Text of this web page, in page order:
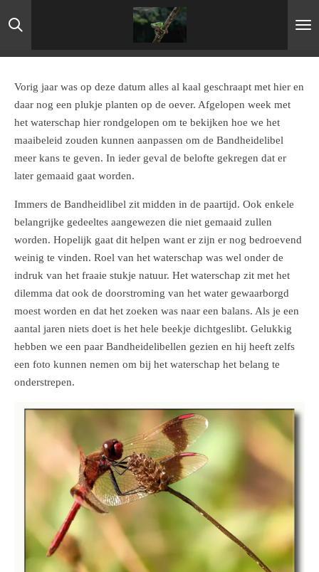
Ga
direct
hoofdinhoud
Vorig jaar was op deze datum alles al kaal geschraapt met hier en
daar nog een plukje planten op de oever. Afgelopen week met
het waterschap hier rondgelopen om te bekijken hoe we het
maaibeleid zouden kunnen aanpassen om de Bandheidelibel
meer kans te geven. In ieder geval de belofte gekregen dat er
later gemaaid gaat worden.
Immers de Bandheidlibel zit midden in de paartijd. Ook enkele
belangrijke gedeeltes aangewezen die niet gemaaid zullen
worden. Hopelijk gaat dit helpen want er zijn er nog bedroevend
weinig te vinden. Roel van het waterschap was wel onder de
indruk van het fraaie stukje natuur. Het waterschap zit met het
dilemma dat ook de doorstroming van het water gewaarborgd
moest worden en dat het zoeken was naar een balans. Als je een
aantal jaren niets doet is het hele beekje dichtgeslibt. Gelukkig
hebben we een paar Bandheidelibellen gezien en hij heeft zelfs
een foto kunnen nemen om bij het waterschap het belang te
onderstrepen.